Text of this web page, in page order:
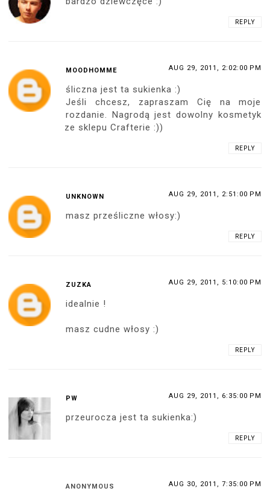
REPLY
MOODHOMME AUG 29, 2011, 2:02:00 PM
śliczna jest ta sukienka :)
Jeśli chcesz, zapraszam Cię na moje
rozdanie. Nagrodą jest dowolny kosmetyk
ze sklepu Crafterie :))
REPLY
UNKNOWN AUG 29, 2011, 2:51:00 PM
masz prześliczne włosy:)
REPLY
ZUZKA AUG 29, 2011, 5:10:00 PM
idealnie !
masz cudne włosy :)
REPLY
PW AUG 29, 2011, 6:35:00 PM
przeurocza jest ta sukienka:)
REPLY
ANONYMOUS AUG 30, 2011, 7:35:00 PM